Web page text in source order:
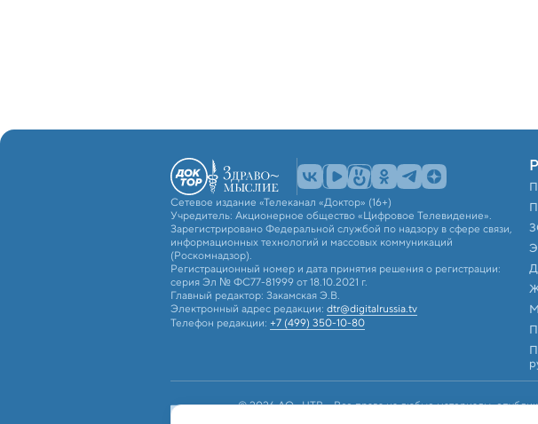
Сетевое издание «Телеканал «Доктор» (16+)
Учредитель: Акционерное общество «Цифровое Телевидение».
Зарегистрировано Федеральной службой по надзору в сфере связи,
информационных технологий и массовых коммуникаций
(Роскомнадзор).
Регистрационный номер и дата принятия решения о регистрации:
серия Эл № ФС77-81999 от 18.10.2021 г.
Главный редактор: Закамская Э.В.
Электронный адрес редакции: dtr@digitalrussia.tv
Телефон редакции: +7 (499) 350-10-80
© 2026 АО «ЦТВ». Все права на любые материалы,